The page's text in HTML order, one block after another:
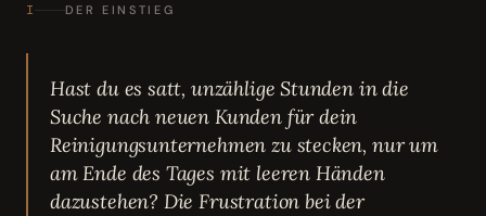
I DER EINSTIEG
Hast du es satt, unzählige Stunden in die
Suche nach neuen Kunden für dein
Reinigungsunternehmen zu stecken, nur um
am Ende des Tages mit leeren Händen
dazustehen? Die Frustration bei der